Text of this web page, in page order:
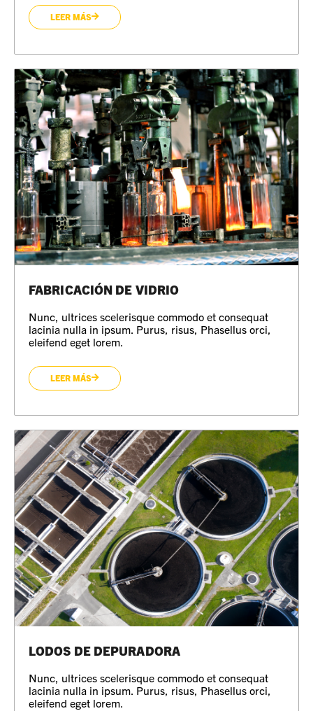
LEER MÁS
FABRICACIÓN DE VIDRIO
Nunc, ultrices scelerisque commodo et consequat
lacinia nulla in ipsum. Purus, risus, Phasellus orci,
eleifend eget lorem.
LEER MÁS
LODOS DE DEPURADORA
Nunc, ultrices scelerisque commodo et consequat
lacinia nulla in ipsum. Purus, risus, Phasellus orci,
eleifend eget lorem.